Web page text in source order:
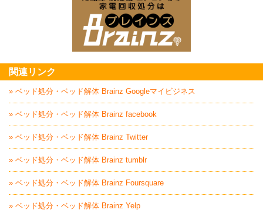
関連リンク
» ベッド処分・ベッド解体 Brainz Googleマイビジネス
» ベッド処分・ベッド解体 Brainz facebook
» ベッド処分・ベッド解体 Brainz Twitter
» ベッド処分・ベッド解体 Brainz tumblr
» ベッド処分・ベッド解体 Brainz Foursquare
» ベッド処分・ベッド解体 Brainz Yelp